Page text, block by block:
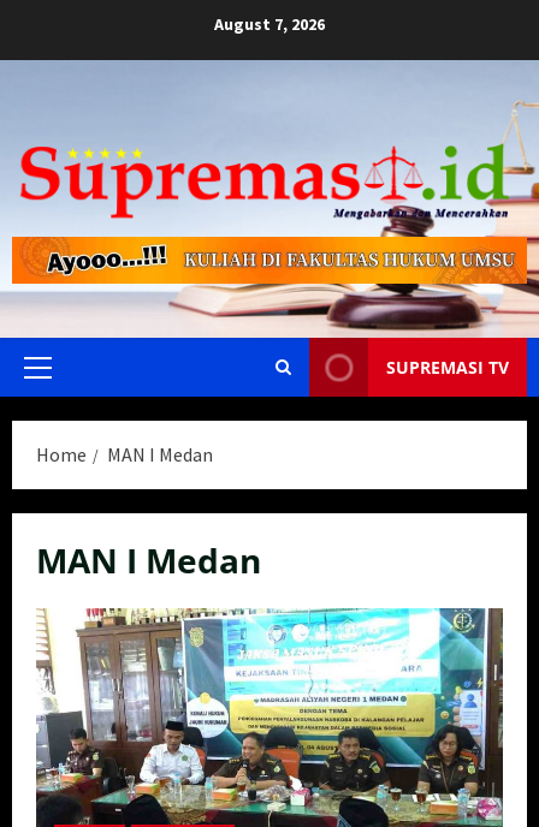
August 7, 2026
Primary
SUPREMASI TV
Home MAN I Medan
MAN I Medan